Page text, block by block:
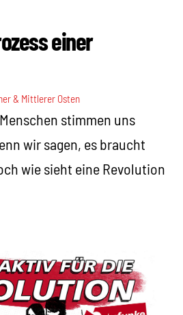
einer
& Mittlerer Osten
stimmen uns
wir sagen, es braucht
wie sieht eine Revolution